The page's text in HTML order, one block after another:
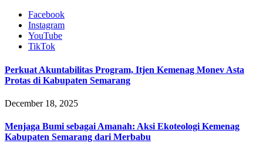
Facebook
Instagram
YouTube
TikTok
Perkuat Akuntabilitas Program, Itjen Kemenag Monev Asta
Protas di Kabupaten Semarang
December 18, 2025
Menjaga Bumi sebagai Amanah: Aksi Ekoteologi Kemenag
Kabupaten Semarang dari Merbabu